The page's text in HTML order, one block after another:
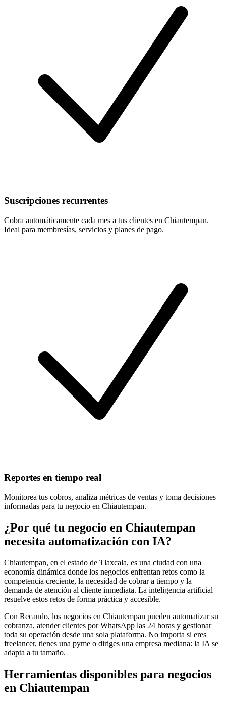
Suscripciones recurrentes
Cobra automáticamente cada mes a tus clientes en Chiautempan.
Ideal para membresías, servicios y planes de pago.
Reportes en tiempo real
Monitorea tus cobros, analiza métricas de ventas y toma decisiones
informadas para tu negocio en Chiautempan.
¿Por qué tu negocio en Chiautempan
necesita automatización con IA?
Chiautempan, en el estado de Tlaxcala, es una ciudad con una
economía dinámica donde los negocios enfrentan retos como la
competencia creciente, la necesidad de cobrar a tiempo y la
demanda de atención al cliente inmediata. La inteligencia artificial
resuelve estos retos de forma práctica y accesible.
Con Recaudo, los negocios en Chiautempan pueden automatizar su
cobranza, atender clientes por WhatsApp las 24 horas y gestionar
toda su operación desde una sola plataforma. No importa si eres
freelancer, tienes una pyme o diriges una empresa mediana: la IA se
adapta a tu tamaño.
Herramientas disponibles para negocios
en Chiautempan